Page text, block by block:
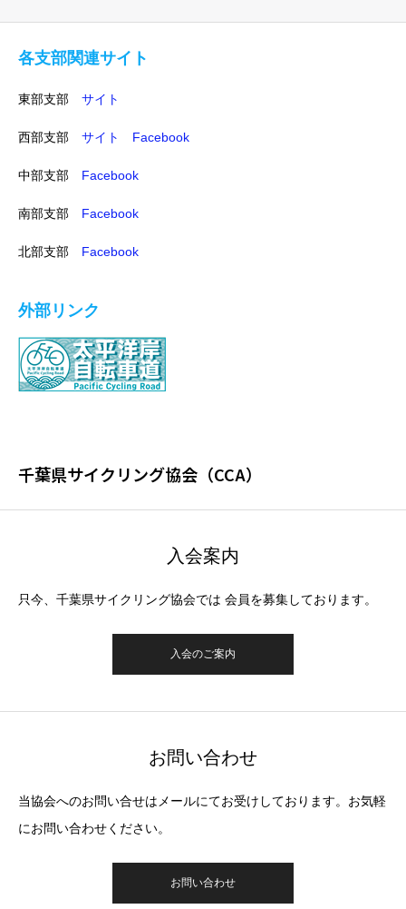
各支部関連サイト
東部支部 サイト
西部支部 サイト Facebook
中部支部 Facebook
南部支部 Facebook
北部支部 Facebook
外部リンク
千葉県サイクリング協会（CCA）
入会案内
只今、千葉県サイクリング協会では 会員を募集しております。
入会のご案内
お問い合わせ
当協会へのお問い合せはメールにてお受けしております。お気軽
にお問い合わせください。
お問い合わせ